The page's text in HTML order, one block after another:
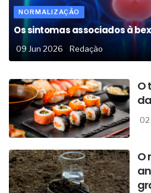
NORMALIZAÇÃO
Os sintomas associados à
09 Jun 2026 Redação
O
02
O